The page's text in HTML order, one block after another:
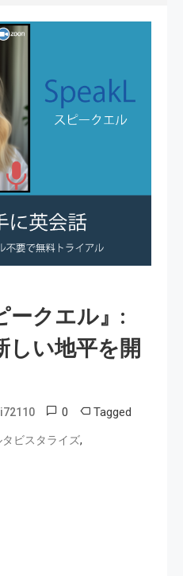
ークエル』:
しい地平を開
0 Tagged
タビスタライズ,